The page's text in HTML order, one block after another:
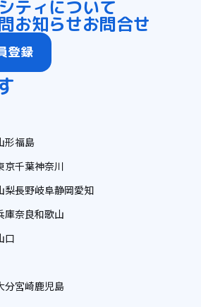
ティについて
お知らせお問合せ
登録
形福島
京千葉神奈川
梨長野岐阜静岡愛知
庫奈良和歌山
口
分宮崎鹿児島